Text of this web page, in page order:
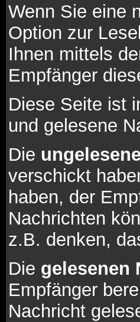
Wenn Sie eine
Option zur
Ihnen mittels
Empfänger
Diese Seite ist
und gelesene
Die
verschickt
haben, der
Nachrichten
z.B. denken,
Die gelesenen
Empfänger
Nachricht